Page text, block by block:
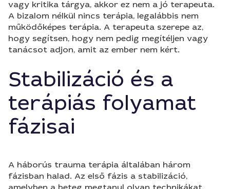
vagy kritika tárgya, akkor ez nem a jó terapeuta.
A bizalom nélkül nincs terápia, legalábbis nem
működőképes terápia. A terapeuta szerepe az,
hogy segítsen, hogy nem pedig megítéljen vagy
tanácsot adjon, amit az ember nem kért.
Stabilizáció és a
terápiás folyamat
fázisai
A háborús trauma terápia általában három
fázisban halad. Az első fázis a stabilizáció,